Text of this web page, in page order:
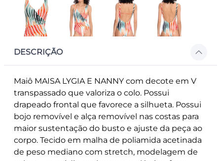
DESCRIÇÃO
Maiô MAISA LYGIA E NANNY com decote em V
transpassado que valoriza o colo. Possui
drapeado frontal que favorece a silhueta. Possui
bojo removível e alça removível nas costas para
maior sustentação do busto e ajuste da peça ao
corpo. Tecido em malha de poliamida acetinada
de peso mediano com stretch, modelagem de